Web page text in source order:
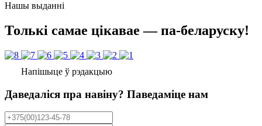
Нашы выданні
Толькі самае цікавае — па-беларуску!
Напішыце ў рэдакцыю
Даведаліся пра навіну? Паведаміце нам